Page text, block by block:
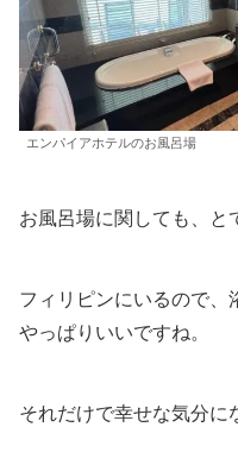
エンパイアホテルのお風呂場
お風呂場に関しても、と
フィリピンにいるので、
やっぱりいいですね。
それだけで幸せな気分に